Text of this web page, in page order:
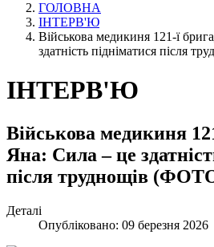
ГОЛОВНА
ІНТЕРВ'Ю
Військова медикиня 121-ї
здатність підніматися після
ІНТЕРВ'Ю
Військова медикиня
Яна: Сила – це
після труднощів
Деталі
Опубліковано: 09 березня 2026